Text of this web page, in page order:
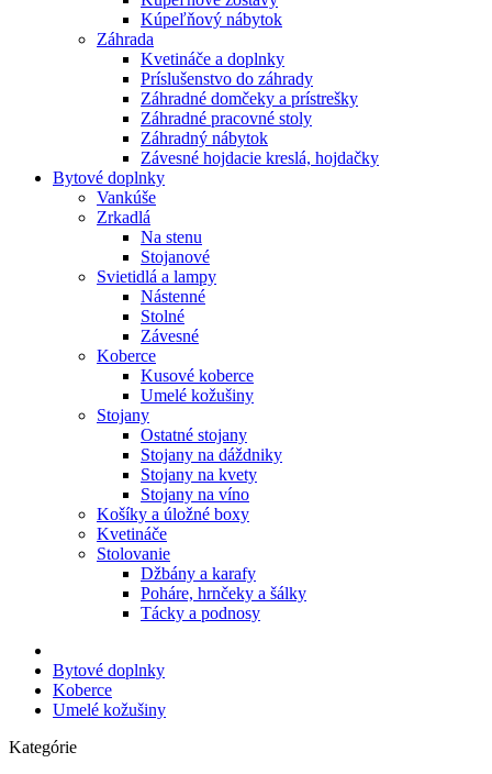
Kúpeľňový nábytok
Záhrada
Kvetináče a doplnky
Príslušenstvo do záhrady
Záhradné domčeky a prístrešky
Záhradné pracovné stoly
Záhradný nábytok
Závesné hojdacie kreslá, hojdačky
Bytové doplnky
Vankúše
Zrkadlá
Na stenu
Stojanové
Svietidlá a lampy
Nástenné
Stolné
Závesné
Koberce
Kusové koberce
Umelé kožušiny
Stojany
Ostatné stojany
Stojany na dáždniky
Stojany na kvety
Stojany na víno
Košíky a úložné boxy
Kvetináče
Stolovanie
Džbány a karafy
Poháre, hrnčeky a šálky
Tácky a podnosy
Bytové doplnky
Koberce
Umelé kožušiny
Kategórie